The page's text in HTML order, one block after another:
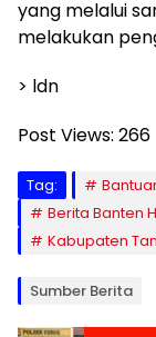
yang melalui
melakukan
> ldn
Post Views: 266
Tag:
Berita Banten
Kabupaten
Sumber Berita